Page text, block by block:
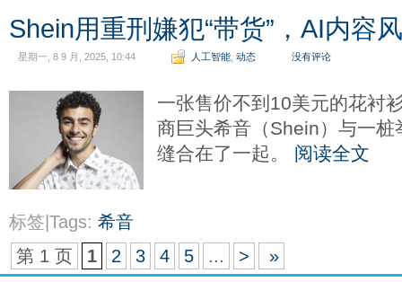
Shein用重刑嫌犯“带货”，AI内容
星期一, 8 9 月, 2025, 10:44 人工智能 动态 没有评论
一张售价不到10美元的花衬
商巨头希音（Shein）与一
缝合在了一起。 阅读全文
标签|Tags: 希音
第 1 页
1 2 3 4 5 ... > »